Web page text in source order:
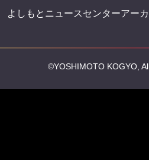
よしもとニュースセンターアー
©YOSHIMOTO KOGYO,